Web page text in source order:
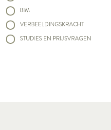
BIM
VERBEELDINGSKRACHT
STUDIES EN PRIJSVRAGEN